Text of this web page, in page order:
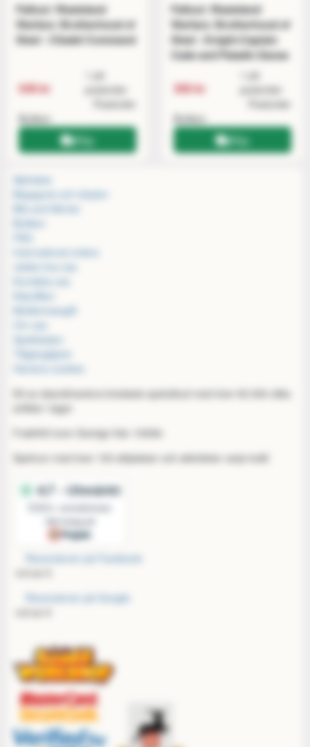
Fallout: Wasteland
Warfare: Brotherhood of
Steel - Citadel Command
549 kr
1 på
postorder
Butiken
Postorder
Köp
Fallout: Wasteland
Warfare: Brotherhood of
Steel - Knight-Captain
Cade and Paladin Danse
350 kr
1 på
postorder
Butiken
Postorder
Köp
Alphabar
Begagnat och inbyten
International orders
Kontakta oss
Medlemsavgift
Spellokalen
Tillgänglighet
Hantera cookies
Ett av skandinaviens bredaste spelutbud med över 60.000 olika
artiklar i lager
Fraktfritt inom Sverige från 1000kr
Spelrum med över 100 sittplatser och aktiviteter varje kväll
Recensioner på Facebook:
Recensioner på Google: